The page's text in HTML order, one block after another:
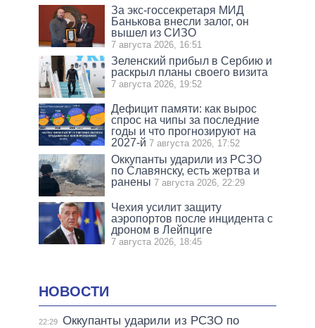
За экс-госсекретаря МИД
Банькова внесли залог, он
вышел из СИЗО
7 августа 2026, 16:51
Зеленский прибыл в Сербию и
раскрыл планы своего визита
7 августа 2026, 19:52
Дефицит памяти: как вырос
спрос на чипы за последние
годы и что прогнозируют на
2027-й 7 августа 2026, 17:52
Оккупанты ударили из РСЗО
по Славянску, есть жертва и
ранены 7 августа 2026, 22:29
Чехия усилит защиту
аэропортов после инцидента с
дроном в Лейпциге
7 августа 2026, 18:45
НОВОСТИ
22:29 Оккупанты ударили из РСЗО по